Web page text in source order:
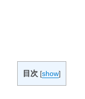
目次 [show]